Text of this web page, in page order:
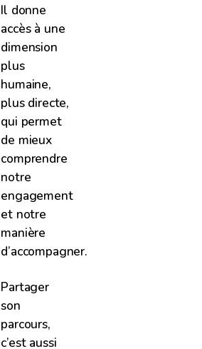
Il donne
accès à une
dimension
plus
humaine,
plus directe,
qui permet
de mieux
comprendre
notre
engagement
et notre
manière
d’accompagner.
Partager
son
parcours,
c’est aussi